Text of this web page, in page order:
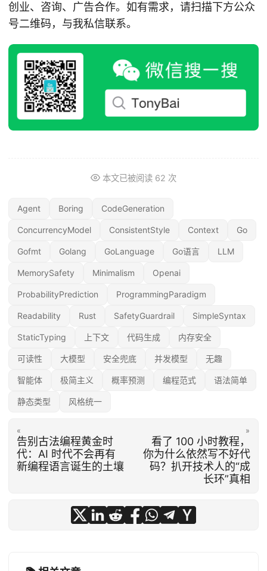
创业、咨询、广告合作。如有需求，请扫描下方公众
号二维码，与我私信联系。
本文已被阅读 62 次
Agent Boring CodeGeneration
ConcurrencyModel ConsistentStyle Context Go
Gofmt Golang GoLanguage Go语言 LLM
MemorySafety Minimalism Openai
ProbabilityPrediction ProgrammingParadigm
Readability Rust SafetyGuardrail SimpleSyntax
StaticTyping 上下文 代码生成 内存安全
可读性 大模型 安全兜底 并发模型 无趣
智能体 极简主义 概率预测 编程范式 语法简单
静态类型 风格统一
«
告别古法编程黄金时
代：AI 时代不会再有
新编程语言诞生的土壤
»
看了 100 小时教程，
你为什么依然写不好代
码？扒开技术人的“成
长环”真相